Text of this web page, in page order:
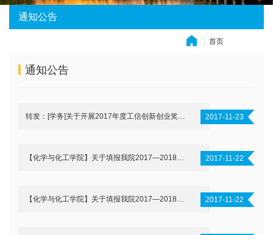
通知公告
首页
通知公告
2017-11-23
2017-11-22
2017-11-22